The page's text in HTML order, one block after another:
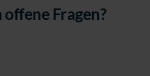
offene Fragen?